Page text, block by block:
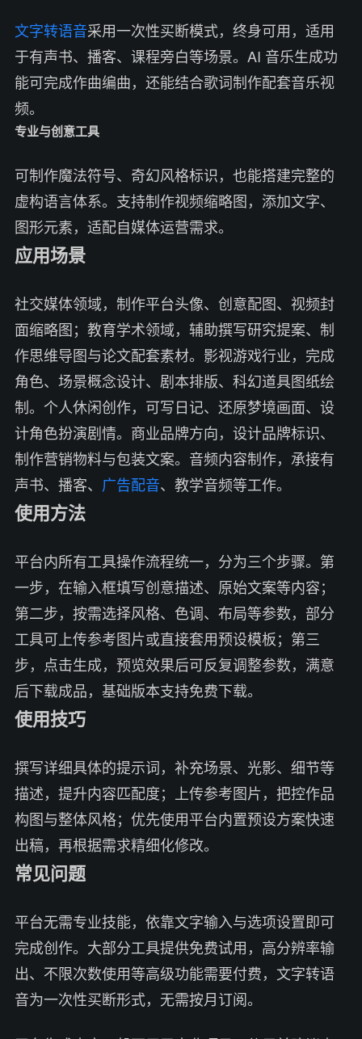
文字转语音采用一次性买断模式，终身可用，适用
于有声书、播客、课程旁白等场景。AI 音乐生成功
能可完成作曲编曲，还能结合歌词制作配套音乐视
频。
专业与创意工具
可制作魔法符号、奇幻风格标识，也能搭建完整的
虚构语言体系。支持制作视频缩略图，添加文字、
图形元素，适配自媒体运营需求。
应用场景
社交媒体领域，制作平台头像、创意配图、视频封
面缩略图；教育学术领域，辅助撰写研究提案、制
作思维导图与论文配套素材。影视游戏行业，完成
角色、场景概念设计、剧本排版、科幻道具图纸绘
制。个人休闲创作，可写日记、还原梦境画面、设
计角色扮演剧情。商业品牌方向，设计品牌标识、
制作营销物料与包装文案。音频内容制作，承接有
声书、播客、 广告配音、教学音频等工作。
使用方法
平台内所有工具操作流程统一，分为三个步骤。第
一步，在输入框填写创意描述、原始文案等内容；
第二步，按需选择风格、色调、布局等参数，部分
工具可上传参考图片或直接套用预设模板；第三
步，点击生成，预览效果后可反复调整参数，满意
后下载成品，基础版本支持免费下载。
使用技巧
撰写详细具体的提示词，补充场景、光影、细节等
描述，提升内容匹配度；上传参考图片，把控作品
构图与整体风格；优先使用平台内置预设方案快速
出稿，再根据需求精细化修改。
常见问题
平台无需专业技能，依靠文字输入与选项设置即可
完成创作。大部分工具提供免费试用，高分辨率输
出、不限次数使用等高级功能需要付费，文字转语
音为一次性买断形式，无需按月订阅。